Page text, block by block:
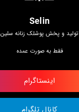
Selin
تولید و پخش پوشلک زنانه سلین
فقط به صورت عمده
اینستاگرام
کانال تلگرام